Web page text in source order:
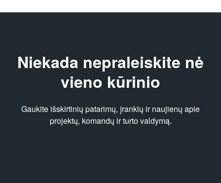
Niekada nepraleiskite nė
vieno kūrinio
Gaukite išskirtinių patarimų, įrankių ir naujienų apie
projektų, komandų ir turto valdymą.